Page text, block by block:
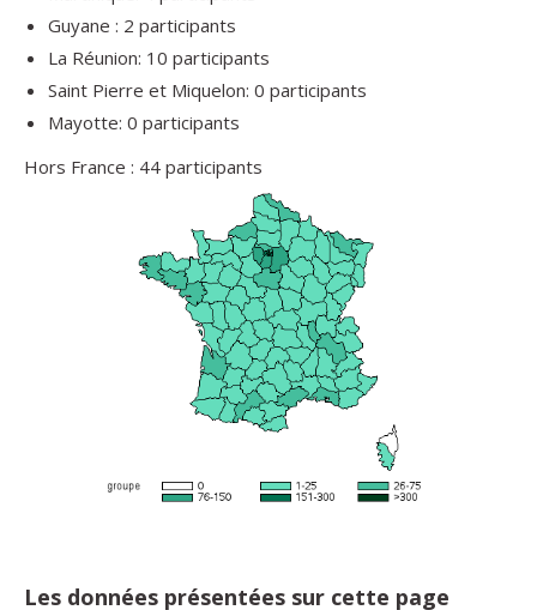
Guyane : 2 participants
La Réunion: 10 participants
Saint Pierre et Miquelon: 0 participants
Mayotte: 0 participants
Hors France : 44 participants
Les données présentées sur cette page